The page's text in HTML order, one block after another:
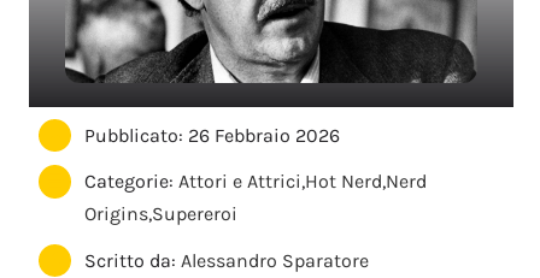
Pubblicato: 26 Febbraio 2026
Categorie:Attori e Attrici,Hot Nerd,Nerd
Origins,Supereroi
Scritto da: Alessandro Sparatore